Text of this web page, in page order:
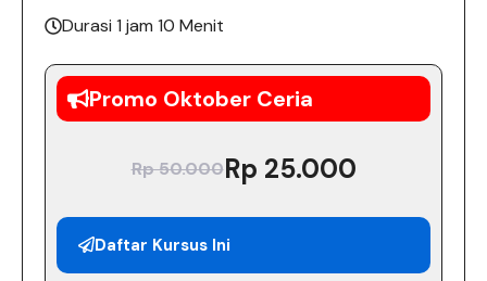
Durasi 1 jam 10 Menit
Promo Oktober Ceria
Rp 50.000Rp 25.000
Daftar Kursus Ini